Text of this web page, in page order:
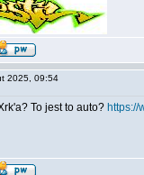
2025, 09:54
To jest to auto? https://